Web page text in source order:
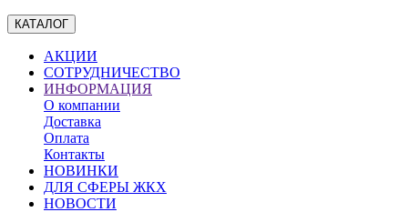
КАТАЛОГ
АКЦИИ
СОТРУДНИЧЕСТВО
ИНФОРМАЦИЯ
О компании
Доставка
Оплата
Контакты
НОВИНКИ
ДЛЯ СФЕРЫ ЖКХ
НОВОСТИ